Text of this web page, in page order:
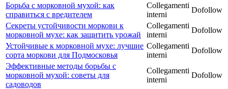
Борьба с морковной мухой: как
справиться с вредителем
Collegamenti
interni
Dofollow
Секреты устойчивости моркови к
морковной мухе: как защитить урожай
Collegamenti
interni
Dofollow
Устойчивые к морковной мухе: лучшие
сорта моркови для Подмосковья
Collegamenti
interni
Dofollow
Эффективные методы борьбы с
морковной мухой: советы для
садоводов
Collegamenti
interni
Dofollow